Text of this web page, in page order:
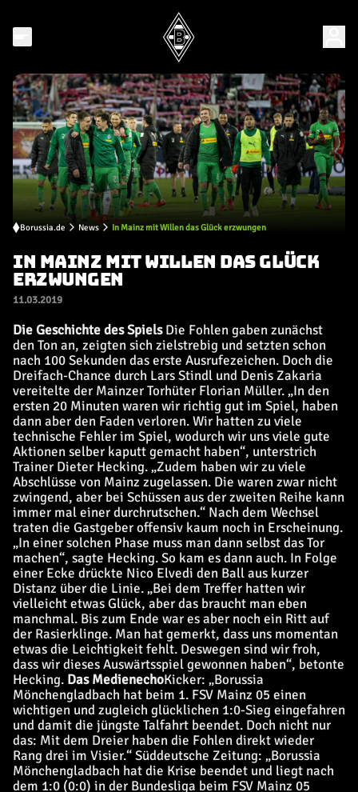
Borussia.de News In Mainz mit Willen das Glück erzwungen
IN MAINZ MIT WILLEN DAS GLÜCK
ERZWUNGEN
11.03.2019
Die Geschichte des SpielsDie Fohlen gaben zunächst
den Ton an, zeigten sich zielstrebig und setzten schon
nach 100 Sekunden das erste Ausrufezeichen. Doch die
Dreifach-Chance durch Lars Stindl und Denis Zakaria
vereitelte der Mainzer Torhüter Florian Müller. „In den
ersten 20 Minuten waren wir richtig gut im Spiel, haben
dann aber den Faden verloren. Wir hatten zu viele
technische Fehler im Spiel, wodurch wir uns viele gute
Aktionen selber kaputt gemacht haben“, unterstrich
Trainer Dieter Hecking. „Zudem haben wir zu viele
Abschlüsse von Mainz zugelassen. Die waren zwar nicht
zwingend, aber bei Schüssen aus der zweiten Reihe kann
immer mal einer durchrutschen.“ Nach dem Wechsel
traten die Gastgeber offensiv kaum noch in Erscheinung.
„In einer solchen Phase muss man dann selbst das Tor
machen“, sagte Hecking. So kam es dann auch. In Folge
einer Ecke drückte Nico Elvedi den Ball aus kurzer
Distanz über die Linie. „Bei dem Treffer hatten wir
vielleicht etwas Glück, aber das braucht man eben
manchmal. Bis zum Ende war es aber noch ein Ritt auf
der Rasierklinge. Man hat gemerkt, dass uns momentan
etwas die Leichtigkeit fehlt. Deswegen sind wir froh,
dass wir dieses Auswärtsspiel gewonnen haben“, betonte
Hecking. Das MedienechoKicker: „Borussia
Mönchengladbach hat beim 1. FSV Mainz 05 einen
wichtigen und zugleich glücklichen 1:0-Sieg eingefahren
und damit die jüngste Talfahrt beendet. Doch nicht nur
das: Mit dem Dreier haben die Fohlen direkt wieder
Rang drei im Visier.“Süddeutsche Zeitung: „Borussia
Mönchengladbach hat die Krise beendet und liegt nach
dem 1:0 (0:0) in der Bundesliga beim FSV Mainz 05